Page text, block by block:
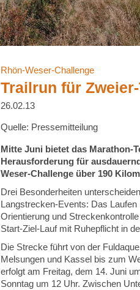
Rhön-Weser-Challenge
Trailrun für
26.02.13
Quelle: Pressemitteilung
Mitte Juni bietet das Marathon-
Herausforderung für
Weser-Challenge über 190
Drei Besonderheiten
Langstrecken-Events: Das
Orientierung und
Start-Ziel-Lauf mit Ruhepflicht in
Die Strecke führt von der
Melsungen und Kassel bis zum
erfolgt am Freitag, dem 14. Juni
Sonntag um 12 Uhr. Zwischen